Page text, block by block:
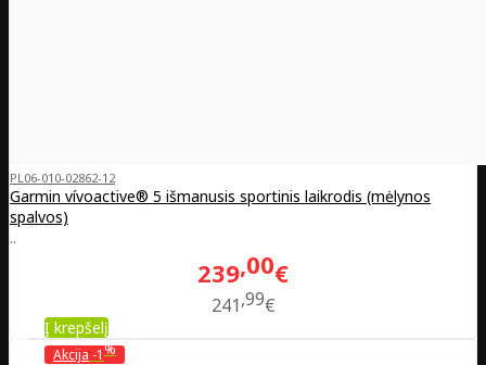
PL06-010-02862-12
Garmin vívoactive® 5 išmanusis sportinis laikrodis (mėlynos
spalvos)
..
239 00€
241 99€
Į krepšelį
Akcija -1%